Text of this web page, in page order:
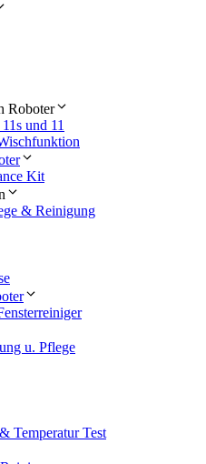
Roboter
und 11
Kit
& Reinigung
u. Pflege
Temperatur Test